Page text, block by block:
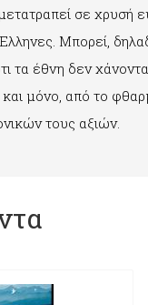
σε χρυσή
Μπορεί,
τα έθνη δεν
και μόνο, από το
τους αξιών.